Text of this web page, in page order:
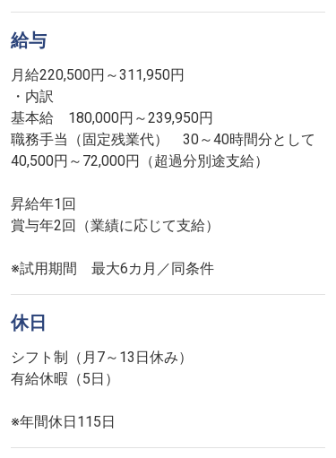
給与
月給220,500円～311,950円
・内訳
基本給 180,000円～239,950円
職務手当（固定残業代） 30～40時間分として
40,500円～72,000円（超過分別途支給）
昇給年1回
賞与年2回（業績に応じて支給）
※試用期間 最大6カ月／同条件
休日
シフト制（月7～13日休み）
有給休暇（5日）
※年間休日115日